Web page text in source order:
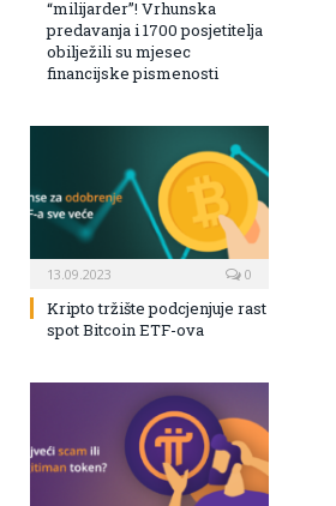
“milijarder”! Vrhunska
predavanja i 1700 posjetitelja
obilježili su mjesec
financijske pismenosti
13.09.2023 0
Kripto tržište podcjenjuje rast
spot Bitcoin ETF-ova